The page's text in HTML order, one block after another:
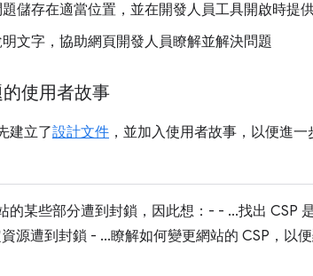
儲存在適當位置，並在開發人員工具開啟時提
文字，協助網頁開發人員瞭解並解決問題
的使用者故事
建立了設計文件 ，並加入使用者故事，以便進
的某些部分遭到封鎖，因此想：- - ...找出 CSP
源遭到封鎖 - ...瞭解如何變更網站的 CSP，以